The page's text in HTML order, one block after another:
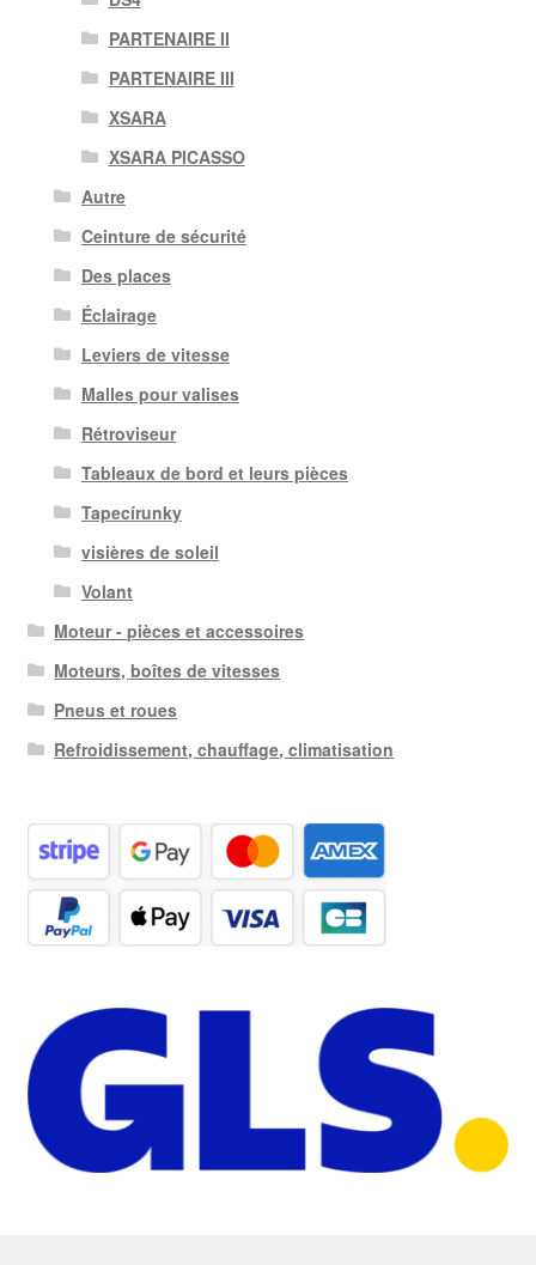
PARTENAIRE II
PARTENAIRE III
XSARA
XSARA PICASSO
Autre
Ceinture de sécurité
Des places
Éclairage
Leviers de vitesse
Malles pour valises
Rétroviseur
Tableaux de bord et leurs pièces
Tapecírunky
visières de soleil
Volant
Moteur - pièces et accessoires
Moteurs, boîtes de vitesses
Pneus et roues
Refroidissement, chauffage, climatisation